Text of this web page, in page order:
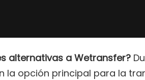
alternativas a Wetransfer?
la opción principal para la